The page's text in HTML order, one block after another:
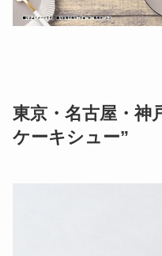
東京・名古屋・神
ケーキシュー”